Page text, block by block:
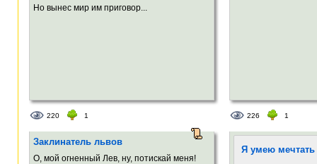
Но вынес мир им приговор...
220 1 226 1
Заклинатель львов
О, мой огненный Лев, ну, потискай меня!
Я умею мечтать